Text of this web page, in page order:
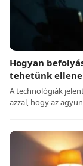
Hogyan
tehetünk ellene
A technológiák
azzal, hogy az